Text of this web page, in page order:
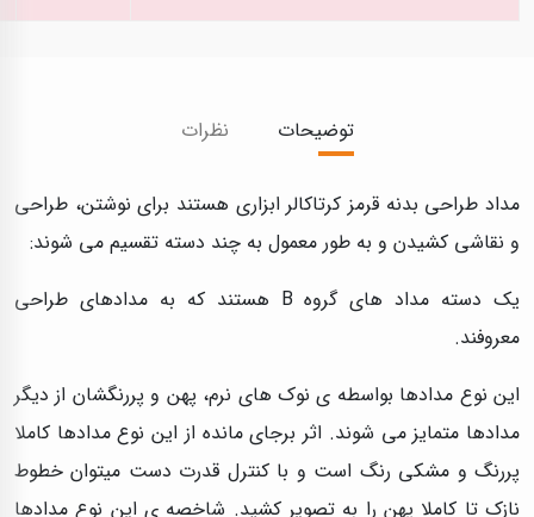
توضیحات نظرات
مداد طراحی بدنه قرمز کرتاکالر ابزاری هستند برای نوشتن، طراحی
و نقاشی کشیدن و به طور معمول به چند دسته تقسیم می شوند:
یک دسته مداد های گروه B هستند که به مدادهای طراحی
معروفند.
این نوع مدادها بواسطه ی نوک های نرم، پهن و پررنگشان از دیگر
مدادها متمایز می شوند. اثر برجای مانده از این نوع مدادها کاملا
پررنگ و مشکی رنگ است و با کنترل قدرت دست میتوان خطوط
نازک تا کاملا پهن را به تصویر کشید. شاخصه ی این نوع مدادها